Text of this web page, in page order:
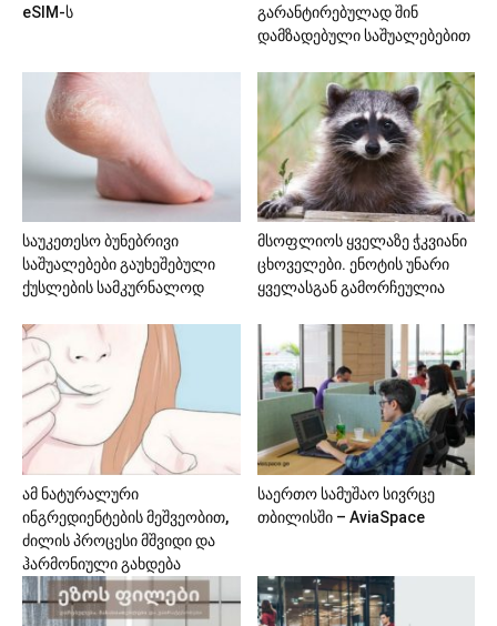
eSIM-ს
გარანტირებულად შინ
დამზადებული საშუალებებით
საუკეთესო ბუნებრივი
საშუალებები გაუხეშებული
ქუსლების სამკურნალოდ
მსოფლიოს ყველაზე ჭკვიანი
ცხოველები. ენოტის უნარი
ყველასგან გამორჩეულია
ამ ნატურალური
ინგრედიენტების მეშვეობით,
ძილის პროცესი მშვიდი და
ჰარმონიული გახდება
საერთო სამუშაო სივრცე
თბილისში – AviaSpace